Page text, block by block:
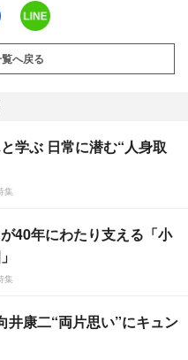
へ戻る
学ぶ 日常に潜む“人身取
集
40年にわたり支える「小
集
井康二“両片思い”にキュン